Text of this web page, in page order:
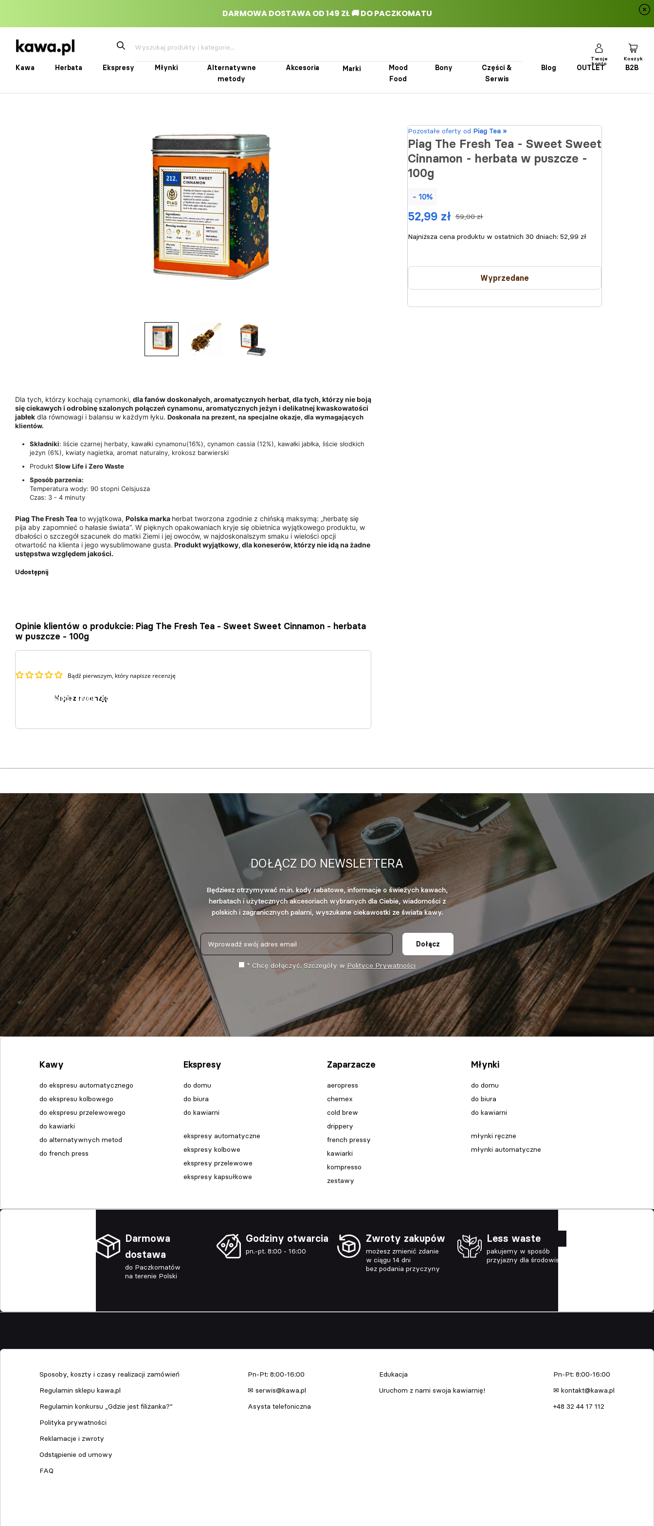
Przejdź
treści
Kawa Herbata Ekspresy Młynki
Alternatywne
metody
Akcesoria Marki
Mood
Food
Bony
Części &
Serwis
Blog OUTLET B2B
Twoje
konto
Koszyk
Dla tych, którzy kochają cynamonki, dla fanów doskonałych, aromatycznych herbat, dla tych, którzy nie boją
się ciekawych i odrobinę szalonych połączeń cynamonu, aromatycznych jeżyn i delikatnej kwaskowatości
jabłek dla równowagi i balansu w każdym łyku. Doskonała na prezent, na specjalne okazje, dla wymagających
klientów.
Składniki: liście czarnej herbaty, kawałki cynamonu(16%), cynamon cassia (12%), kawałki jabłka, liście słodkich
jeżyn (6%), kwiaty nagietka, aromat naturalny, krokosz barwierski
Produkt Slow Life i Zero Waste
Sposób parzenia:
Temperatura wody: 90 stopni Celsjusza
Czas: 3 - 4 minuty
Piag The Fresh Tea to wyjątkowa, Polska marka herbat tworzona zgodnie z chińską maksymą: „herbatę się
pija aby zapomnieć o hałasie świata”. W pięknych opakowaniach kryje się obietnica wyjątkowego produktu, w
dbałości o szczegół szacunek do matki Ziemi i jej owoców, w najdoskonalszym smaku i wielości opcji
otwartość na klienta i jego wysublimowane gusta. Produkt wyjątkowy, dla koneserów, którzy nie idą na żadne
ustępstwa względem jakości.
Udostępnij
Opinie klientów o produkcie: Piag The Fresh Tea - Sweet Sweet Cinnamon - herbata
w puszcze - 100g
Bądź pierwszym, który napisze recenzję
Napisz recenzję
Pozostałe oferty od Piag Tea »
Piag The Fresh Tea - Sweet Sweet
Cinnamon - herbata w puszcze -
100g
- 10%
59,00 zł
52,99 zł
Najniższa cena produktu w ostatnich 30 dniach: 52,99 zł
Wyprzedane
DOŁĄCZ DO NEWSLETTERA
Będziesz otrzymywać m.in. kody rabatowe, informacje o świeżych kawach,
herbatach i użytecznych akcesoriach wybranych dla Ciebie, wiadomości z
polskich i zagranicznych palarni, wyszukane ciekawostki ze świata kawy.
Dołącz
* Chcę dołączyć. Szczegóły w Polityce Prywatności
Kawy
do ekspresu automatycznego
do ekspresu kolbowego
do ekspresu przelewowego
do kawiarki
do alternatywnych metod
do french press
Ekspresy
do domu
do biura
do kawiarni
ekspresy automatyczne
ekspresy kolbowe
ekspresy przelewowe
ekspresy kapsułkowe
Zaparzacze
aeropress
chemex
cold brew
drippery
french pressy
kawiarki
kompresso
zestawy
Młynki
do domu
do biura
do kawiarni
młynki ręczne
młynki automatyczne
Darmowa
dostawa
do Paczkomatów
na terenie Polski
Godziny otwarcia
pn.-pt. 8:00 - 16:00
Zwroty zakupów
możesz zmienić zdanie
w ciągu 14 dni
bez podania przyczyny
Less waste
pakujemy w sposób
przyjazny dla środowiska
Sposoby, koszty i czasy realizacji zamówień
Regulamin sklepu kawa.pl
Regulamin konkursu „Gdzie jest filiżanka?”
Polityka prywatności
Reklamacje i zwroty
Odstąpienie od umowy
FAQ
Pn-Pt: 8:00-16:00
✉ serwis@kawa.pl
Asysta telefoniczna
Edukacja
Uruchom z nami swoja kawiarnię!
Pn-Pt: 8:00-16:00
✉ kontakt@kawa.pl
+48 32 44 17 112